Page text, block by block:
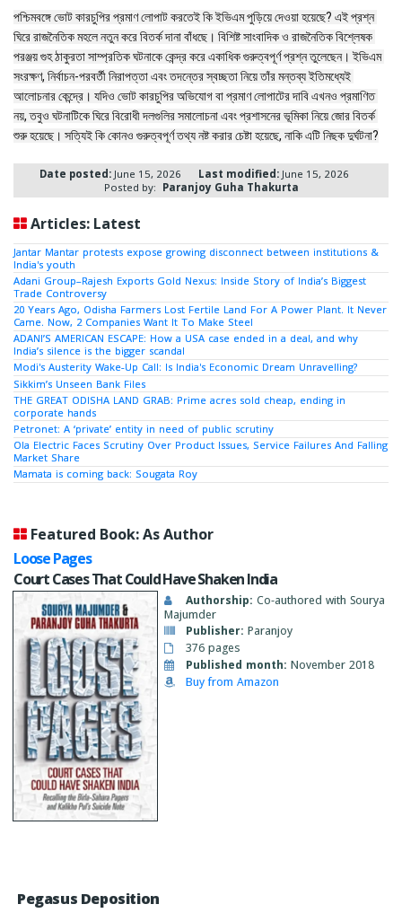
পশ্চিমবঙ্গে ভোট কারচুপির প্রমাণ লোপাট করতেই কি ইভিএম পুড়িয়ে দেওয়া হয়েছে? এই প্রশ্ন
ঘিরে রাজনৈতিক মহলে নতুন করে বিতর্ক দানা বাঁধছে। বিশিষ্ট সাংবাদিক ও রাজনৈতিক বিশ্লেষক
পরঞ্জয় গুহ ঠাকুরতা সাম্প্রতিক ঘটনাকে কেন্দ্র করে একাধিক গুরুত্বপূর্ণ প্রশ্ন তুলেছেন। ইভিএম
সংরক্ষণ, নির্বাচন-পরবর্তী নিরাপত্তা এবং তদন্তের স্বচ্ছতা নিয়ে তাঁর মন্তব্য ইতিমধ্যেই
আলোচনার কেন্দ্রে। যদিও ভোট কারচুপির অভিযোগ বা প্রমাণ লোপাটের দাবি এখনও প্রমাণিত
নয়, তবুও ঘটনাটিকে ঘিরে বিরোধী দলগুলির সমালোচনা এবং প্রশাসনের ভূমিকা নিয়ে জোর বিতর্ক
শুরু হয়েছে। সত্যিই কি কোনও গুরুত্বপূর্ণ তথ্য নষ্ট করার চেষ্টা হয়েছে, নাকি এটি নিছক দুর্ঘটনা?
Date posted:June 15, 2026 Last modified:June 15, 2026
Posted by: Paranjoy Guha Thakurta
Articles: Latest
Jantar Mantar protests expose growing disconnect between institutions &
India's youth
Adani Group–Rajesh Exports Gold Nexus: Inside Story of India’s Biggest
Trade Controversy
20 Years Ago, Odisha Farmers Lost Fertile Land For A Power Plant. It Never
Came. Now, 2 Companies Want It To Make Steel
ADANI’S AMERICAN ESCAPE: How a USA case ended in a deal, and why
India’s silence is the bigger scandal
Modi's Austerity Wake-Up Call: Is India's Economic Dream Unravelling?
Sikkim’s Unseen Bank Files
THE GREAT ODISHA LAND GRAB: Prime acres sold cheap, ending in
corporate hands
Petronet: A ‘private’ entity in need of public scrutiny
Ola Electric Faces Scrutiny Over Product Issues, Service Failures And Falling
Market Share
Mamata is coming back: Sougata Roy
Featured Book: As Author
Loose Pages
Court Cases That Could Have Shaken India
Authorship: Co-authored with Sourya
Majumder
Publisher: Paranjoy
376 pages
Published month: November 2018
Buy from Amazon
Pegasus Deposition